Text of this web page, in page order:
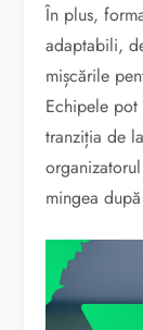
În plus,
adaptabili,
mișcările
Echipele
tranziția de
mingea